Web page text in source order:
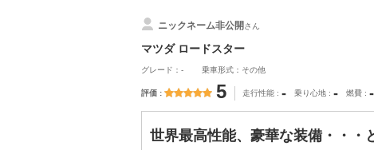
ニックネーム非公開さん
マツダ ロードスター
グレード：- 乗車形式：その他
評価 5 走行性能 - 乗り心地 - 燃費 -
世界最高性能、豪華な装備・・・